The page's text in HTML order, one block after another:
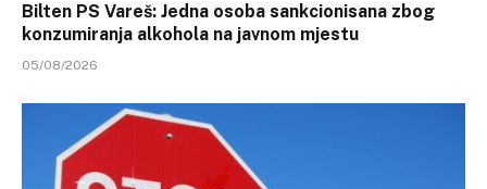
Bilten PS Vareš: Jedna osoba sankcionisana zbog
konzumiranja alkohola na javnom mjestu
05/08/2026